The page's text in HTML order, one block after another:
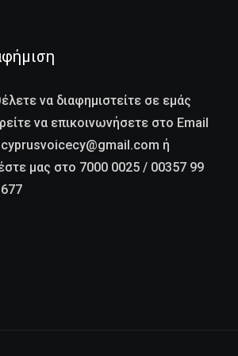
να διαφημιστείτε σε εμάς
να επικοινωνήσετε στο Email
ή
μας στο 7000 0025 / 00357 99